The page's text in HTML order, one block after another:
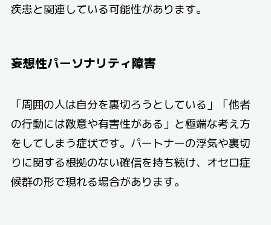
疾患と関連している可能性があります。
妄想性パーソナリティ障害
「周囲の人は自分を裏切ろうとしている」「他者
の行動には敵意や有害性がある」と極端な考え方
をしてしまう症状です。パートナーの浮気や裏切
りに関する根拠のない確信を持ち続け、オセロ症
候群の形で現れる場合があります。